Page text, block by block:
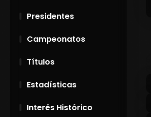
Presidentes
Campeonatos
Títulos
Estadísticas
Interés Histórico